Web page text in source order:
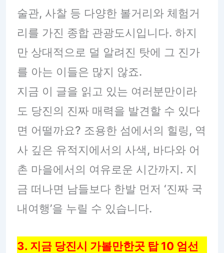
술관, 사찰 등 다양한 볼거리와 체험거
리를 가진 종합 관광도시입니다. 하지
만 상대적으로 덜 알려진 탓에 그 진가
를 아는 이들은 많지 않죠.
지금 이 글을 읽고 있는 여러분만이라
도 당진의 진짜 매력을 발견할 수 있다
면 어떨까요? 조용한 섬에서의 힐링, 역
사 깊은 유적지에서의 사색, 바다와 어
촌 마을에서의 여유로운 시간까지. 지
금 떠나면 남들보다 한발 먼저 ‘진짜 국
내여행’을 누릴 수 있습니다.
3. 지금 당진시 가볼만한곳 탑 10 엄선